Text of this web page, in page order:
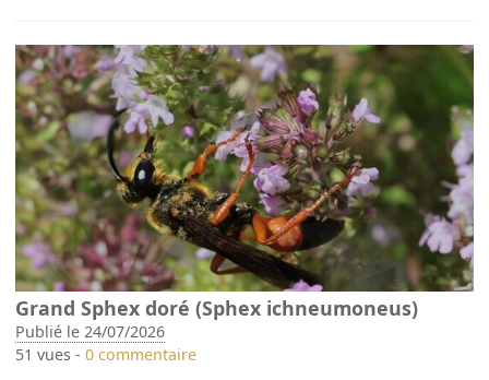
Grand Sphex doré (Sphex ichneumoneus)
Publié le 24/07/2026
51 vues -0 commentaire